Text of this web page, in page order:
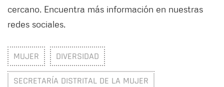
cercano. Encuentra más información en nuestras
redes sociales.
MUJER DIVERSIDAD
SECRETARÍA DISTRITAL DE LA MUJER